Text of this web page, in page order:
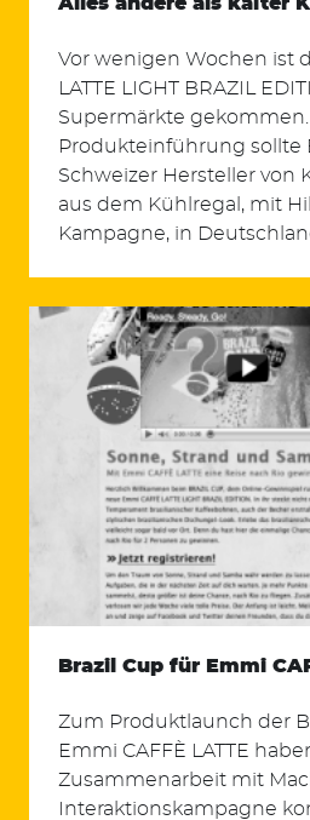
Vor wenigen Wochen ist
LATTE LIGHT BRAZIL
Supermärkte
Produkteinführung sollte
Schweizer Hersteller von
aus dem Kühlregal, mit
Kampagne, in
Brazil Cup für Emmi
Zum Produktlaunch der
Emmi CAFFÈ LATTE
Zusammenarbeit mit
Interaktionskampagne